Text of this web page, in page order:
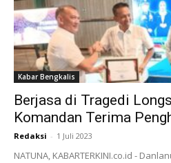
Kabar Bengkalis
Berjasa di Tragedi
Komandan Terima
Redaksi - 1 Juli 2023
NATUNA, KABARTERKINI.co.id -